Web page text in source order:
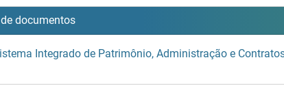
documentos
Integrado de Patrimônio, Administração e